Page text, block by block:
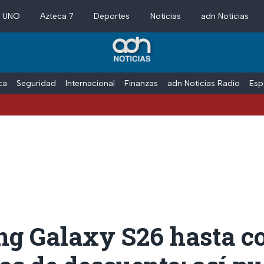
Azteca 7 Deportes Noticias adn Noticias
Seguridad Internacional Finanzas adn Noticias Radio
Galaxy S26 hasta